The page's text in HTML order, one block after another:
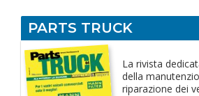
PARTS TRUCK
La rivista
della
riparazione dei